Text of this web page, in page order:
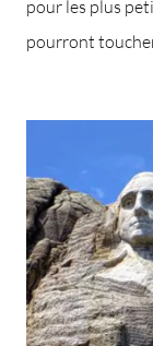
pour les plus
pourront